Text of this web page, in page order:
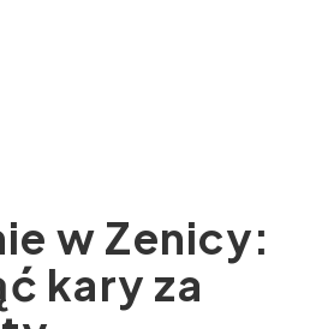
w Zenicy:
kary za